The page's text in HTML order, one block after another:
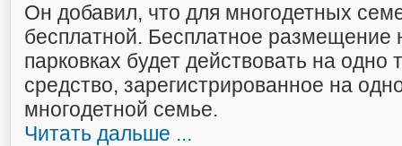
Он добавил, что для многодетных
бесплатной. Бесплатное размещение
парковках будет действовать на одно
средство, зарегистрированное на
многодетной семье.
Читать дальше ...